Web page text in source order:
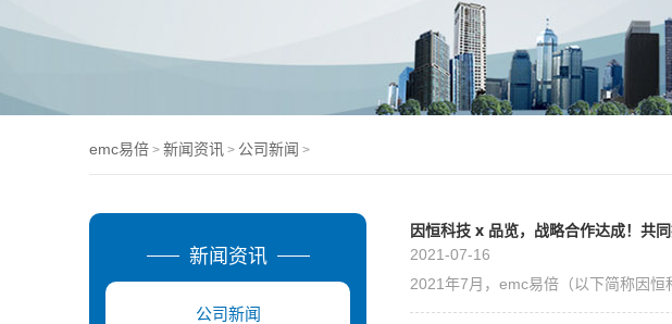
emc易倍 > 新闻资讯 > 公司新闻 >
新闻资讯
公司新闻
因恒科技 x 品览，战略合作达成！共
2021-07-16
2021年7月，emc易倍（以下简称因恒